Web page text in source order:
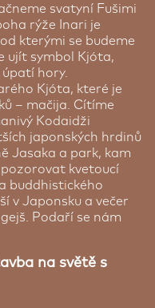
propojený se
polohu v
Ósaka. Ve všech
Wi-Fi připojení k
deseti
jedné z
v Ósace,
můžete zakoupit v
moderním
svatyní Fušimi
rýže Inari je
kterými se budeme
ujít symbol Kjóta,
hory.
Kjóta, které je
– mačija. Cítíme
Kodaidži
japonských hrdinů
Jasaka a park, kam
kvetoucí
buddhistického
v Japonsku a večer
Podaří se nám
na světě s